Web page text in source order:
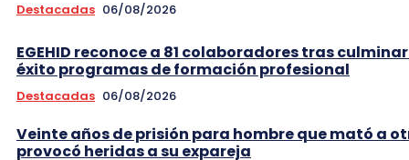
Destacadas 06/08/2026
EGEHID reconoce a 81 colaboradores tras
éxito programas de formación profesional
Destacadas 06/08/2026
Veinte años de prisión para hombre que mató a
provocó heridas a su expareja